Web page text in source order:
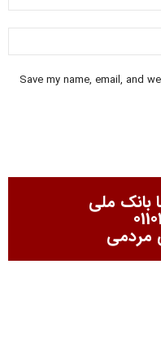
Save my name, email, and
بانک ملی
مردمی